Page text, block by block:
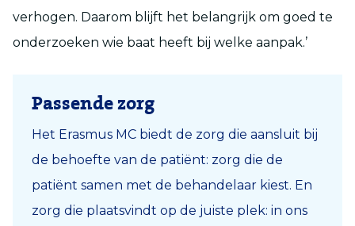
verhogen. Daarom blijft het belangrijk om goed te
onderzoeken wie baat heeft bij welke aanpak.’
Passende zorg
Het Erasmus MC biedt de zorg die aansluit bij
de behoefte van de patiënt: zorg die de
patiënt samen met de behandelaar kiest. En
zorg die plaatsvindt op de juiste plek: in ons